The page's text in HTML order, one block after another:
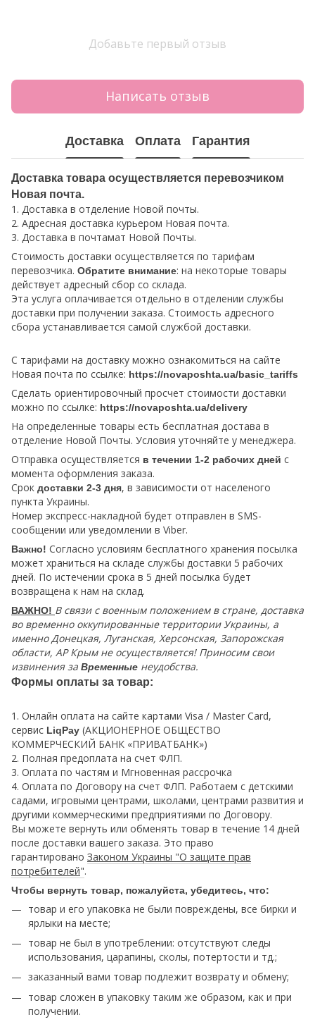
Добавьте первый отзыв
Написать отзыв
Доставка Оплата Гарантия
Доставка товара осуществляется перевозчиком
Новая почта.
1. Доставка в отделение Новой почты.
2. Адресная доставка курьером Новая почта.
3. Доставка в почтамат Новой Почты.
Стоимость доставки осуществляется по тарифам
перевозчика. Обратите внимание: на некоторые товары
действует адресный сбор со склада.
Эта услуга оплачивается отдельно в отделении службы
доставки при получении заказа. Стоимость адресного
сбора устанавливается самой службой доставки.
С тарифами на доставку можно ознакомиться на сайте
Новая почта по ссылке: https://novaposhta.ua/basic_tariffs
Сделать ориентировочный просчет стоимости доставки
можно по ссылке: https://novaposhta.ua/delivery
На определенные товары есть бесплатная достава в
отделение Новой Почты. Условия уточняйте у менеджера.
Отправка осуществляется в течении 1-2 рабочих дней с
момента оформления заказа.
Срок доставки 2-3 дня, в зависимости от населеного
пункта Украины.
Номер экспресс-накладной будет отправлен в SMS-
сообщении или уведомлении в Viber.
Важно! Согласно условиям бесплатного хранения посылка
может храниться на складе службы доставки 5 рабочих
дней. По истечении срока в 5 дней посылка будет
возвращена к нам на склад.
ВАЖНО! В связи с военным положением в стране, доставка
во временно оккупированные территории Украины, а
именно Донецкая, Луганская, Херсонская, Запорожская
области, АР Крым не осуществляется! Приносим свои
извинения за Временные неудобства.
Формы оплаты за товар:
1. Онлайн оплата на сайте картами Visa / Master Card,
сервис LiqPay (АКЦИОНЕРНОЕ ОБЩЕСТВО
КОММЕРЧЕСКИЙ БАНК «ПРИВАТБАНК»)
2. Полная предоплата на счет ФЛП.
3. Оплата по частям и Мгновенная рассрочка
4. Оплата по Договору на счет ФЛП. Работаем с детскими
садами, игровыми центрами, школами, центрами развития и
другими коммерческими предприятиями по Договору.
Вы можете вернуть или обменять товар в течение 14 дней
после доставки вашего заказа. Это право
гарантировано Законом Украины "О защите прав
потребителей".
Чтобы вернуть товар, пожалуйста, убедитесь, что:
товар и его упаковка не были повреждены, все бирки и
ярлыки на месте;
товар не был в употреблении: отсутствуют следы
использования, царапины, сколы, потертости и тд.;
заказанный вами товар подлежит возврату и обмену;
товар сложен в упаковку таким же образом, как и при
получении.